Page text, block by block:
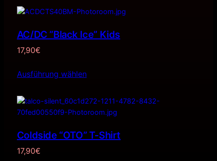
AC/DC ”Black Ice” Kids
17,90€
Ausführung wählen
Coldside “OTO” T-Shirt
17,90€